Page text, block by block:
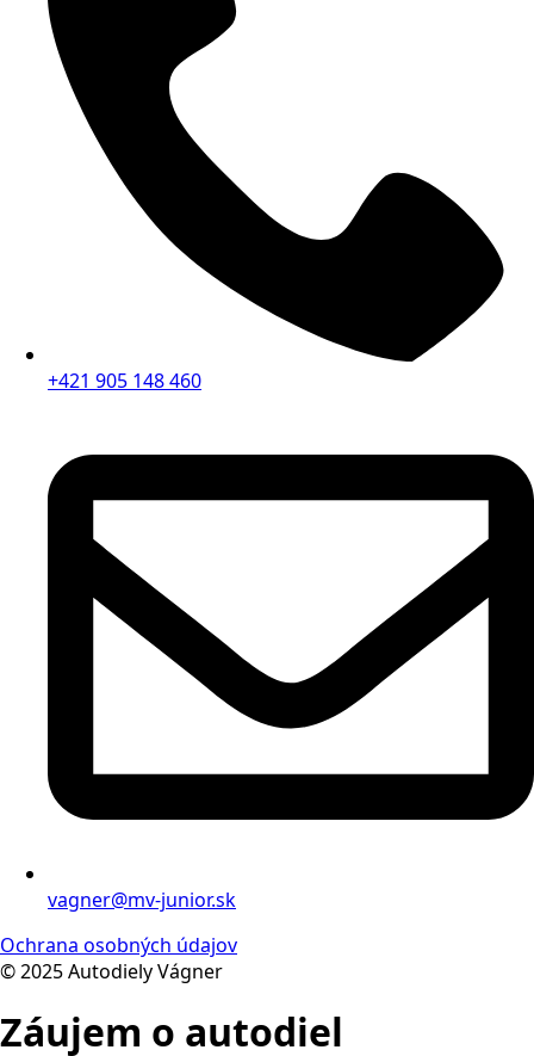
+421 905 148 460
vagner@mv-junior.sk
Ochrana osobných údajov
© 2025 Autodiely Vágner
Záujem o autodiel